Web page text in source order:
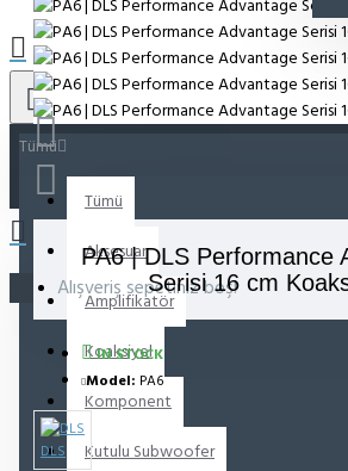
Tümü
Tümü
Aksesuar
Amplifikatör
Koaksiyel
Komponent
Kutulu Subwoofer
Alışveriş sepetiniz boş!
PA6 | DLS Performance
Serisi 16 cm
IN STOCK
Model: PA6
DLS